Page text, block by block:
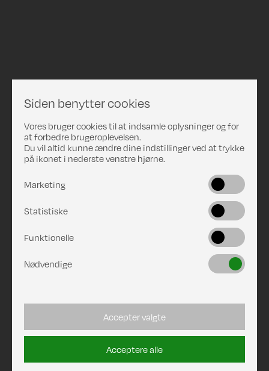
Siden benytter cookies
Vores bruger cookies til at indsamle oplysninger og for
at forbedre brugeroplevelsen.
Du vil altid kunne ændre dine indstillinger ved at trykke
på ikonet i nederste venstre hjørne.
Marketing
Statistiske
Funktionelle
Nødvendige
Accepter valgte
Acceptere alle